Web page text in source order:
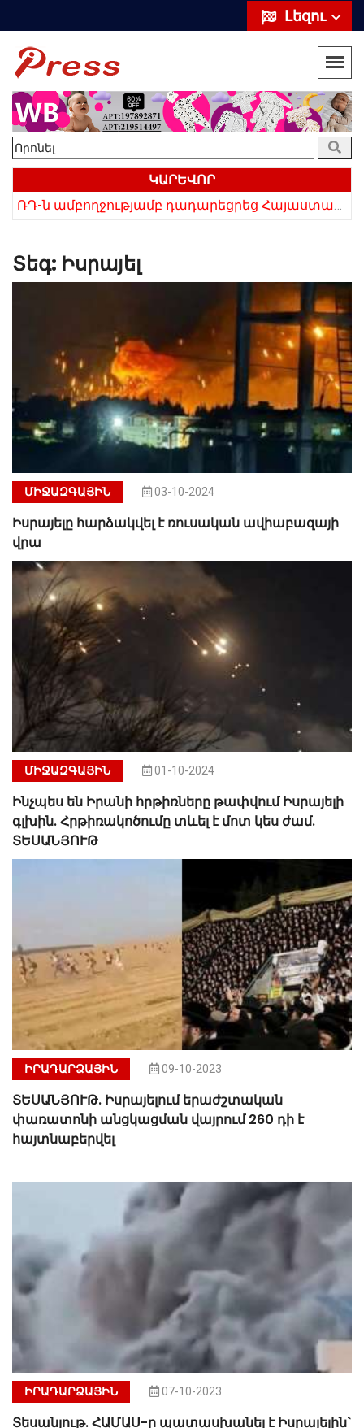
Լեզու
ԿԱՐԵՎՈՐ
Տեգ: Իսրայել
ՄԻՋԱԶԳԱՅԻՆ 03-10-2024
Իսրայելը հարձակվել է ռուսական ավիաբազայի
վրա
ՄԻՋԱԶԳԱՅԻՆ 01-10-2024
Ինչպես են Իրանի հրթիռները թափվում Իսրայելի
գլխին. Հրթիռակոծումը տևել է մոտ կես ժամ.
ՏԵՍԱՆՅՈՒԹ
ԻՐԱԴԱՐՁԱՅԻՆ 09-10-2023
ՏԵՍԱՆՅՈՒԹ. Իսրայելում երաժշտական ​​
փառատոնի անցկացման վայրում 260 դի է
հայտնաբերվել
ԻՐԱԴԱՐՁԱՅԻՆ 07-10-2023
Տեսանյութ. ՀԱՄԱՍ-ը պատասխանել է Իսրայելին`